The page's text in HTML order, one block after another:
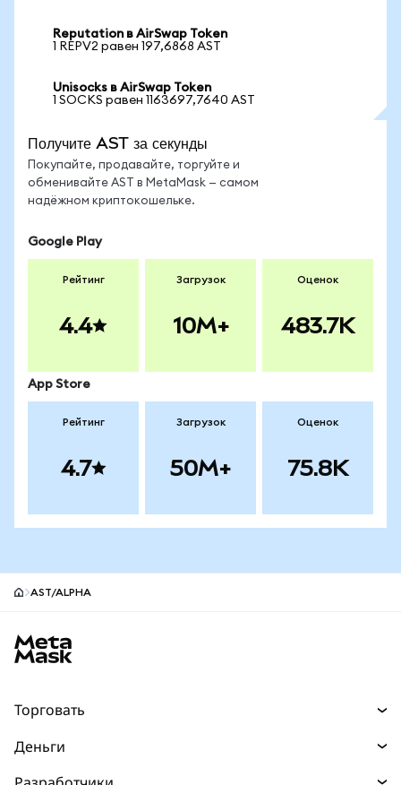
Reputation в AirSwap Token
1 REPV2 равен 197,6868 AST
Unisocks в AirSwap Token
1 SOCKS равен 1163697,7640 AST
Получите AST за секунды
Покупайте, продавайте, торгуйте и
обменивайте AST в MetaMask — самом
надёжном криптокошельке.
Google Play
Рейтинг
4.4
Загрузок
10M+
Оценок
483.7K
App Store
Рейтинг
4.7
Загрузок
50M+
Оценок
75.8K
AST/ALPHA
Торговать
Деньги